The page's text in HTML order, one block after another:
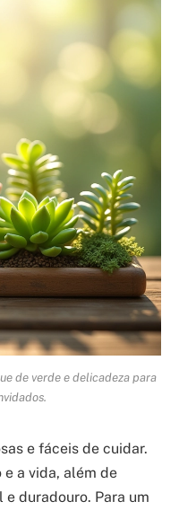
de verde e delicadeza para
e fáceis de cuidar.
a vida, além de
duradouro. Para um